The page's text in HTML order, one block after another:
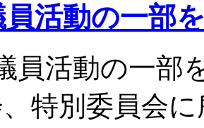
活動の一部
員活動の一部
特別委員会